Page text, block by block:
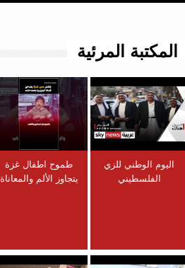
المكتبة المرئية
اليوم الوطني للزي
الفلسطيني
طموح اطفال غزة
يتجاوز الألم والمعاناة